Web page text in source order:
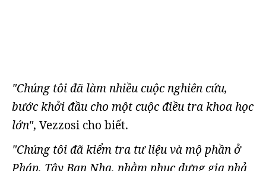
"Chúng tôi đã làm nhiều cuộc nghiên cứu,
bước khởi đầu cho một cuộc điều tra khoa học
lớn", Vezzosi cho biết.
"Chúng tôi đã kiểm tra tư liệu và mộ phần ở